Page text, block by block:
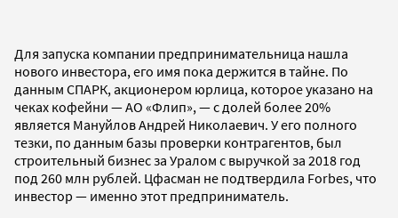
Для запуска компании предпринимательница нашла
нового инвестора, его имя пока держится в тайне. По
данным СПАРК, акционером юрлица, которое указано на
чеках кофейни — АО «Флип»,—с долей более 20%
является Мануйлов Андрей Николаевич. У его полного
тезки, по данным базы проверки контрагентов, был
строительный бизнес за Уралом с выручкой за 2018 год
под 260 млн рублей. Цфасман не подтвердила Forbes, что
инвестор — именно этот предприниматель.